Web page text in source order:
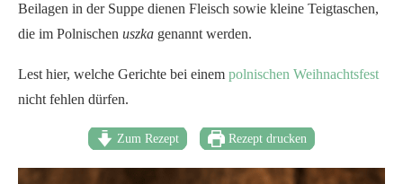
Beilagen in der Suppe dienen Fleisch sowie kleine Teigtaschen,
die im Polnischen uszka genannt werden.
Lest hier, welche Gerichte bei einem polnischen Weihnachtsfest
nicht fehlen dürfen.
Zum Rezept Rezept drucken